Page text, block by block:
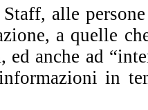
alle
a quelle
ed anche ad
in